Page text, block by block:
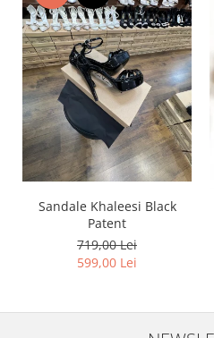
Sandale Khaleesi Black
Patent
719,00 Lei
599,00 Lei